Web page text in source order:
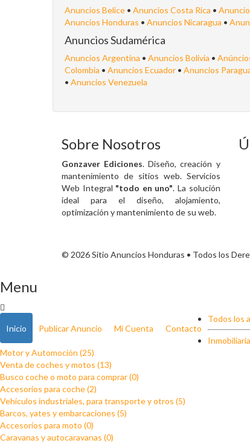
Anuncios Belice • Anuncios Costa Rica •
Anuncios Honduras • Anuncios Nicaragua •
Anuncios Sudamérica
Anuncios Argentina • Anuncios Bolivia •
Colombia • Anuncios Ecuador • Anuncios
• Anuncios Venezuela
Sobre Nosotros
Gonzaver Ediciones. Diseño, creación y
mantenimiento de sitios web. Servicios
Web Integral "todo en uno". La solución
ideal para el diseño, alojamiento,
optimización y mantenimiento de su web.
© 2026 Sitio Anuncios Honduras • Todos los
Menu
Inicio Publicar Anuncio Mi Cuenta Contacto
Todos los
Motor y Automoción (25)
Venta de coches y motos (13)
Busco coche o moto para comprar (0)
Accesorios para coche (2)
Vehículos industriales, para transporte y otros (5)
Barcos, yates y embarcaciones (5)
Accesorios para moto (0)
Caravanas y autocaravanas (0)